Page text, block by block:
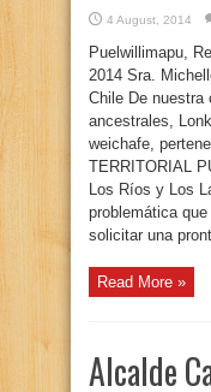
4 August, 2014
Puelwillimapu,
2014 Sra.
Chile De nuestra
ancestrales,
weichafe,
TERRITORIAL
Los Ríos y Los
problemática
solicitar una
Read More »
Alcalde